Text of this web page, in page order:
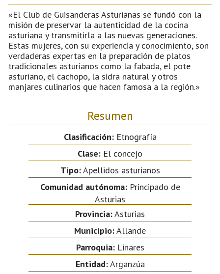
«El Club de Guisanderas Asturianas se fundó con la
misión de preservar la autenticidad de la cocina
asturiana y transmitirla a las nuevas generaciones.
Estas mujeres, con su experiencia y conocimiento, son
verdaderas expertas en la preparación de platos
tradicionales asturianos como la fabada, el pote
asturiano, el cachopo, la sidra natural y otros
manjares culinarios que hacen famosa a la región.»
Resumen
Clasificación:Etnografía
Clase: El concejo
Tipo:Apellidos asturianos
Comunidad autónoma:Principado de
Asturias
Provincia:Asturias
Municipio:Allande
Parroquia:Linares
Entidad:Arganzúa